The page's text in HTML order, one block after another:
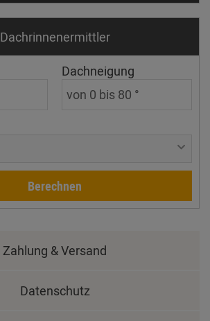
Dachrinnen­ermittler
Dachneigung
Berechnen
Zahlung & Versand
Datenschutz